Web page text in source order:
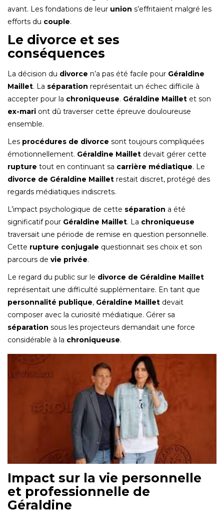
avant. Les fondations de leur union s’effritaient malgré les
efforts du couple.
Le divorce et ses
conséquences
La décision du divorce n’a pas été facile pour Géraldine
Maillet. La séparation représentait un échec difficile à
accepter pour la chroniqueuse. Géraldine Maillet et son
ex-mari ont dû traverser cette épreuve douloureuse
ensemble.
Les procédures de divorce sont toujours compliquées
émotionnellement. Géraldine Maillet devait gérer cette
rupture tout en continuant sa carrière médiatique. Le
divorce de Géraldine Maillet restait discret, protégé des
regards médiatiques indiscrets.
L’impact psychologique de cette séparation a été
significatif pour Géraldine Maillet. La chroniqueuse
traversait une période de remise en question personnelle.
Cette rupture conjugale questionnait ses choix et son
parcours de vie privée.
Le regard du public sur le divorce de Géraldine Maillet
représentait une difficulté supplémentaire. En tant que
personnalité publique, Géraldine Maillet devait
composer avec la curiosité médiatique. Gérer sa
séparation sous les projecteurs demandait une force
considérable à la chroniqueuse.
Impact sur la vie personnelle
et professionnelle de
Géraldine